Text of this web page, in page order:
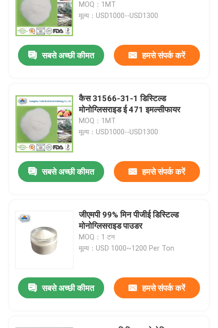
गुणवत्ता नियंत्रण
संपर्क करें
एक उद्धरण का अनुरोध करें
E471 खाद्य पायसीकारी
खाद्य ग्रेड पायसीकारी
डिस्टिल्ड मोनोग्लिसराइड
ग्लिसरॉल मोनोस्टियरेट
MOQ：1MT
मूल्य：USD1000--USD1300
सबसे अच्छी कीमत हमसे संपर्क करें
कैस 31566-31-1 डिस्टिल्ड
मोनोग्लिसराइड ई 471 इमल्सीफायर
MOQ：1MT
मूल्य：USD1000--USD1300
सबसे अच्छी कीमत हमसे संपर्क करें
जीएमपी 99% मिन पीजीई डिस्टिल्ड
मोनोग्लिसराइड पाउडर
MOQ：1 टन
मूल्य：USD 1000~1200 Per Ton
सबसे अच्छी कीमत हमसे संपर्क करें